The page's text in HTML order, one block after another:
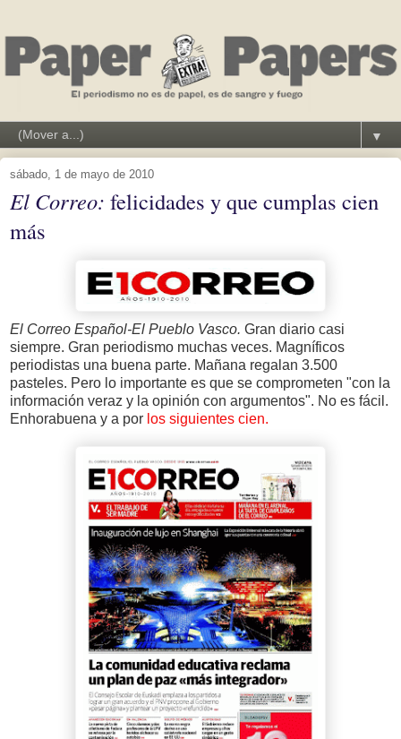
▼
sábado, 1 de mayo de 2010
El Correo: felicidades y que cumplas cien
más
El Correo Español-El Pueblo Vasco. Gran diario casi
siempre. Gran periodismo muchas veces. Magníficos
periodistas una buena parte. Mañana regalan 3.500
pasteles. Pero lo importante es que se comprometen "con la
información veraz y la opinión con argumentos". No es fácil.
Enhorabuena y a por los siguientes cien.